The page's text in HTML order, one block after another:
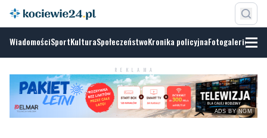
WiadomościSportKulturaSpołeczeństwoKronika policyjnaFotogalerie
REKLAMA
ADS BY NGM